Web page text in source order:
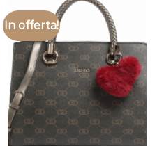
In offerta!